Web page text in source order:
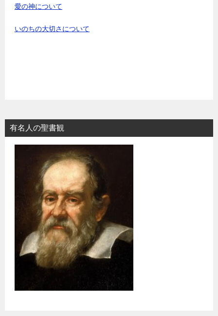
愛の神について
いのちの大切さについて
有名人の聖書観